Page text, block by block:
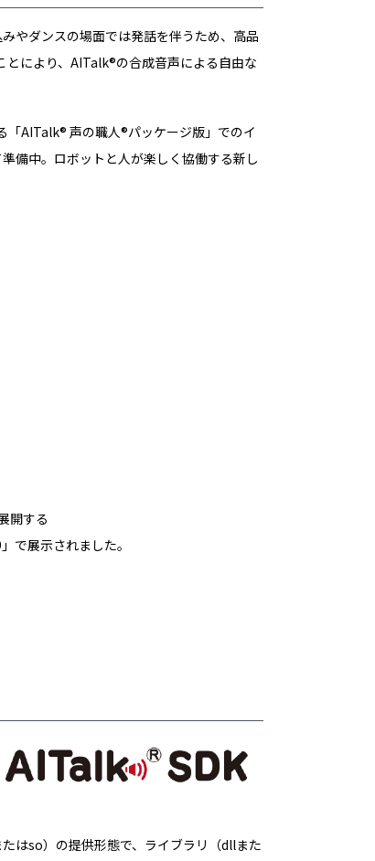
やダンスの場面では発話を伴うため、高品
により、AITalk®の合成音声による自由な
AITalk® 声の職人®パッケージ版」でのイ
中。ロボットと人が楽しく協働する新し
開する
で展示されました。
はso）の提供形態で、ライブラリ（dllまた